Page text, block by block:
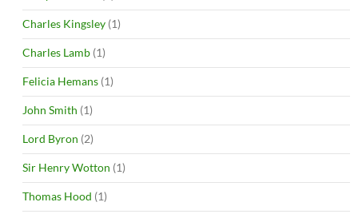
Charles Kingsley (1)
Charles Lamb (1)
Felicia Hemans (1)
John Smith (1)
Lord Byron (2)
Sir Henry Wotton (1)
Thomas Hood (1)